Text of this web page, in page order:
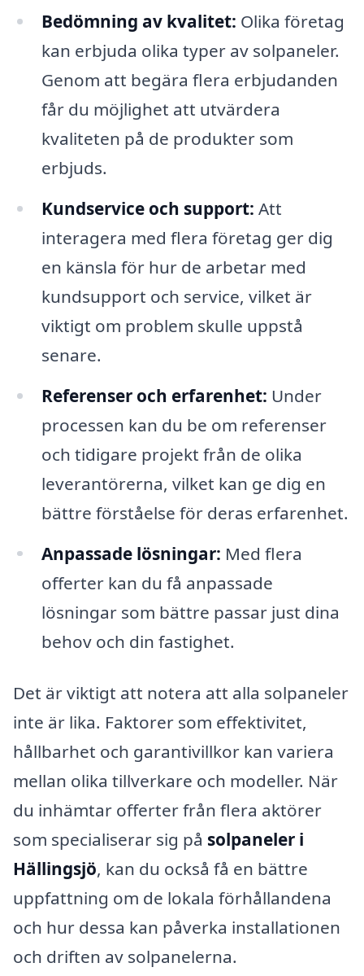
Bedömning av kvalitet: Olika företag
kan erbjuda olika typer av solpaneler.
Genom att begära flera erbjudanden
får du möjlighet att utvärdera
kvaliteten på de produkter som
erbjuds.
Kundservice och support: Att
interagera med flera företag ger dig
en känsla för hur de arbetar med
kundsupport och service, vilket är
viktigt om problem skulle uppstå
senare.
Referenser och erfarenhet: Under
processen kan du be om referenser
och tidigare projekt från de olika
leverantörerna, vilket kan ge dig en
bättre förståelse för deras erfarenhet.
Anpassade lösningar: Med flera
offerter kan du få anpassade
lösningar som bättre passar just dina
behov och din fastighet.
Det är viktigt att notera att alla solpaneler
inte är lika. Faktorer som effektivitet,
hållbarhet och garantivillkor kan variera
mellan olika tillverkare och modeller. När
du inhämtar offerter från flera aktörer
som specialiserar sig på solpaneler i
Hällingsjö, kan du också få en bättre
uppfattning om de lokala förhållandena
och hur dessa kan påverka installationen
och driften av solpanelerna.